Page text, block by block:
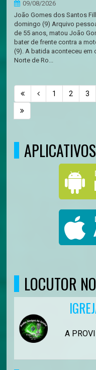
09/08/2026
João Gomes dos Santos
domingo (9) Arquivo
de 55 anos, matou João
bater de frente contra a
(9). A batida aconteceu em
Norte de Ro...
1 2 3
APLICATIVOS
LOCUTOR
A